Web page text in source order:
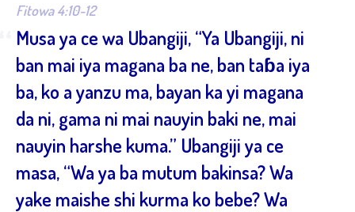
Fitowa 4:10-12
Musa ya ce wa Ubangiji, “Ya Ubangiji, ni
ban mai iya magana ba ne, ban taɓa iya
ba, ko a yanzu ma, bayan ka yi magana
da ni, gama ni mai nauyin baki ne, mai
nauyin harshe kuma.” Ubangiji ya ce
masa, “Wa ya ba mutum bakinsa? Wa
yake maishe shi kurma ko bebe? Wa